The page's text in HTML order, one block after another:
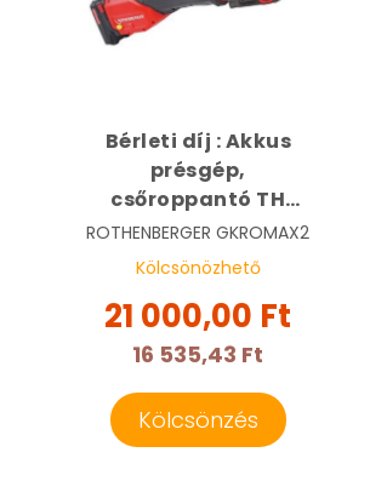
Bérleti díj : Akkus
présgép,
csőroppantó TH
pofákkal 5 rétegű
csőhőz |
ROMAX 4000-2
ROTHENBERGER GKROMAX2
Kölcsönözhető
21 000,00 Ft
16 535,43 Ft
Kölcsönzés